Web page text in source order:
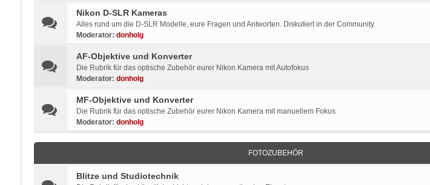
Nikon D-SLR Kameras
Alles rund um die D-SLR Modelle, eure Fragen und Antworten. Diskutiert in der Community.
Moderator: donholg
AF-Objektive und Konverter
Die Rubrik für das optische Zubehör eurer Nikon Kamera mit Autofokus
Moderator: donholg
MF-Objektive und Konverter
Die Rubrik für das optische Zubehör eurer Nikon Kamera mit manuellem Fokus
Moderator: donholg
FOTOZUBEHÖR
Blitze und Studiotechnik